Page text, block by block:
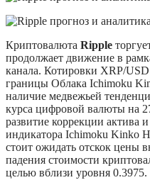
Криптовалюта Ripple
продолжает движение в
канала. Котировки XRP/
границы Облака Ichimoku
наличие медвежьей
курса цифровой валюты на
развитие коррекции актива
индикатора Ichimoku Kinko
стоит ожидать отскок цены
падения стоимости
целью вблизи уровня 0.3975.